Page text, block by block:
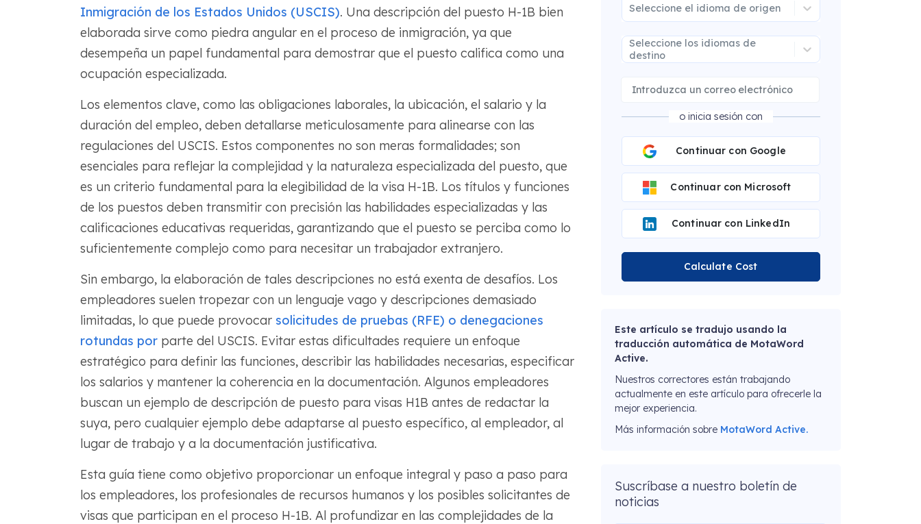
Inmigración de los Estados Unidos (USCIS). Una descripción del puesto H-1B bien
elaborada sirve como piedra angular en el proceso de inmigración, ya que
desempeña un papel fundamental para demostrar que el puesto califica como una
ocupación especializada.
Los elementos clave, como las obligaciones laborales, la ubicación, el salario y la
duración del empleo, deben detallarse meticulosamente para alinearse con las
regulaciones del USCIS. Estos componentes no son meras formalidades; son
esenciales para reflejar la complejidad y la naturaleza especializada del puesto, que
es un criterio fundamental para la elegibilidad de la visa H-1B. Los títulos y funciones
de los puestos deben transmitir con precisión las habilidades especializadas y las
calificaciones educativas requeridas, garantizando que el puesto se perciba como lo
suficientemente complejo como para necesitar un trabajador extranjero.
Sin embargo, la elaboración de tales descripciones no está exenta de desafíos. Los
empleadores suelen tropezar con un lenguaje vago y descripciones demasiado
limitadas, lo que puede provocar solicitudes de pruebas (RFE) o denegaciones
rotundas porparte del USCIS. Evitar estas dificultades requiere un enfoque
estratégico para definir las funciones, describir las habilidades necesarias, especificar
los salarios y mantener la coherencia en la documentación. Algunos empleadores
buscan un ejemplo de descripción de puesto para visas H1B antes de redactar la
suya, pero cualquier ejemplo debe adaptarse al puesto específico, al empleador, al
lugar de trabajo y a la documentación justificativa.
Esta guía tiene como objetivo proporcionar un enfoque integral y paso a paso para
los empleadores, los profesionales de recursos humanos y los posibles solicitantes de
visas que participan en el proceso H-1B. Al profundizar en las complejidades de la
Seleccione el idioma de origen
Seleccione los idiomas de
destino
o inicia sesión con
Continuar con Google
Continuar con Microsoft
Continuar con LinkedIn
Calculate Cost
Este artículo se tradujo usando la
traducción automática de MotaWord
Active.
Nuestros correctores están trabajando
actualmente en este artículo para ofrecerle la
mejor experiencia.
Más información sobre MotaWord Active.
Suscríbase a nuestro boletín de
noticias